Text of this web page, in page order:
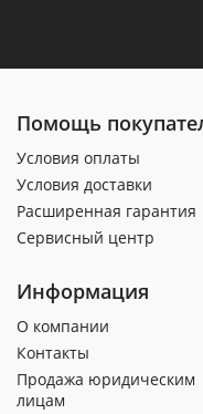
Помощь
Условия оплаты
Условия доставки
Расширенная гарантия
Сервисный центр
Информация
О компании
Контакты
Продажа юридическим
лицам